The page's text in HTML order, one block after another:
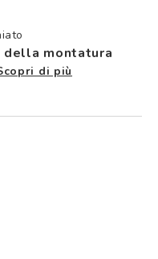
montatura
di più